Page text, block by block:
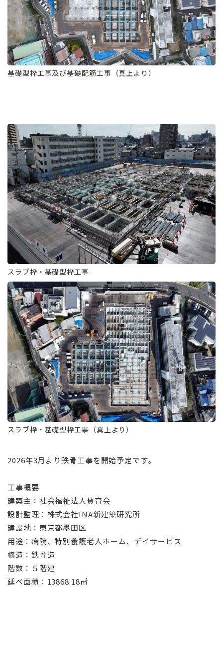
基礎型枠工事及び基礎配筋工事（真上より）
スラブ枠・基礎型枠工事
スラブ枠・基礎型枠工事（真上より）
2026年3月より鉄骨工事を開始予定です。
工事概要
建築主：社会福祉法人賛育会
設計監理：株式会社INA新建築研究所
建設地：東京都墨田区
用途：病院、特別養護老人ホーム、デイサービス
構造：鉄骨造
階数：５階建
延べ面積：13868.18㎡